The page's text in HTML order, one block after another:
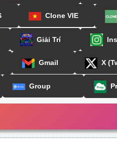
Clone VIE
Giải Trí
Gmail X
Group